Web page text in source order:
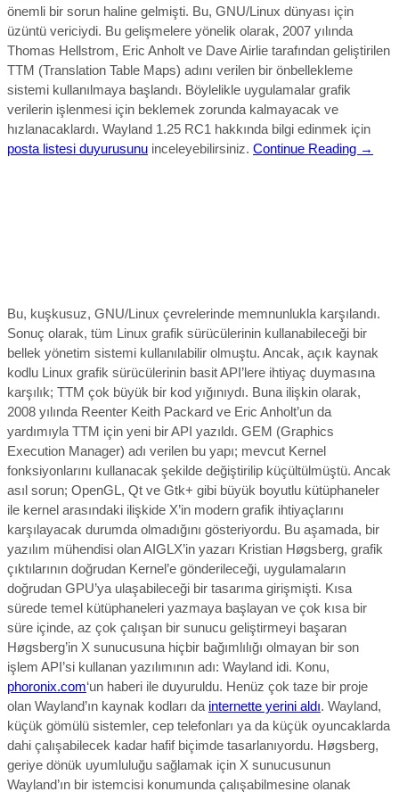
önemli bir sorun haline gelmişti. Bu, GNU/Linux dünyası için
üzüntü vericiydi. Bu gelişmelere yönelik olarak, 2007 yılında
Thomas Hellstrom, Eric Anholt ve Dave Airlie tarafından geliştirilen
TTM (Translation Table Maps) adını verilen bir önbellekleme
sistemi kullanılmaya başlandı. Böylelikle uygulamalar grafik
verilerin işlenmesi için beklemek zorunda kalmayacak ve
hızlanacaklardı. Wayland 1.25 RC1 hakkında bilgi edinmek için
posta listesi duyurusunu inceleyebilirsiniz. Continue Reading →
Bu, kuşkusuz, GNU/Linux çevrelerinde memnunlukla karşılandı.
Sonuç olarak, tüm Linux grafik sürücülerinin kullanabileceği bir
bellek yönetim sistemi kullanılabilir olmuştu. Ancak, açık kaynak
kodlu Linux grafik sürücülerinin basit API’lere ihtiyaç duymasına
karşılık; TTM çok büyük bir kod yığınıydı. Buna ilişkin olarak,
2008 yılında Reenter Keith Packard ve Eric Anholt’un da
yardımıyla TTM için yeni bir API yazıldı. GEM (Graphics
Execution Manager) adı verilen bu yapı; mevcut Kernel
fonksiyonlarını kullanacak şekilde değiştirilip küçültülmüştü. Ancak
asıl sorun; OpenGL, Qt ve Gtk+ gibi büyük boyutlu kütüphaneler
ile kernel arasındaki ilişkide X’in modern grafik ihtiyaçlarını
karşılayacak durumda olmadığını gösteriyordu. Bu aşamada, bir
yazılım mühendisi olan AIGLX’in yazarı Kristian Høgsberg, grafik
çıktılarının doğrudan Kernel’e gönderileceği, uygulamaların
doğrudan GPU’ya ulaşabileceği bir tasarıma girişmişti. Kısa
sürede temel kütüphaneleri yazmaya başlayan ve çok kısa bir
süre içinde, az çok çalışan bir sunucu geliştirmeyi başaran
Høgsberg’in X sunucusuna hiçbir bağımlılığı olmayan bir son
işlem API’si kullanan yazılımının adı: Wayland idi. Konu,
phoronix.com‘un haberi ile duyuruldu. Henüz çok taze bir proje
olan Wayland’ın kaynak kodları da internette yerini aldı. Wayland,
küçük gömülü sistemler, cep telefonları ya da küçük oyuncaklarda
dahi çalışabilecek kadar hafif biçimde tasarlanıyordu. Høgsberg,
geriye dönük uyumluluğu sağlamak için X sunucusunun
Wayland’ın bir istemcisi konumunda çalışabilmesine olanak